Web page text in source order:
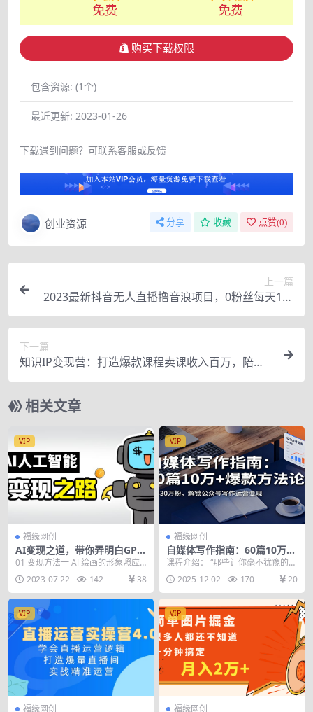
免费 免费
购买下载权限
包含资源: (1个)
最近更新: 2023-01-26
下载遇到问题？可联系客服或反馈
创业资源 分享 收藏 点赞(0)
上一篇
2023最新抖音无人直播撸音浪项目，0粉丝每天1小
时，一个号一天1500-2000元
下一篇
知识IP变现营：打造爆款课程卖课收入百万，陪你
打出磨人生第费付门一课
相关文章
VIP
福缘网创
AI变现之道，带你弄明白GP
T，AI的赚钱方法
01 变现方法一 Al 绘画的形象照应
用. html 02 变现方法一 A1 绘...
2023-07-22 142 38
VIP
福缘网创
自媒体写作指南：60篇10万
+爆款方法论，半年30万粉，
解锁公众号写作运营变现
课程介绍： “那些让你毫不犹豫的选
择，才会让你收获满满。” 哈喽啊，
我是肥猫，我...
2025-12-02 170 20
VIP
福缘网创
VIP
福缘网创